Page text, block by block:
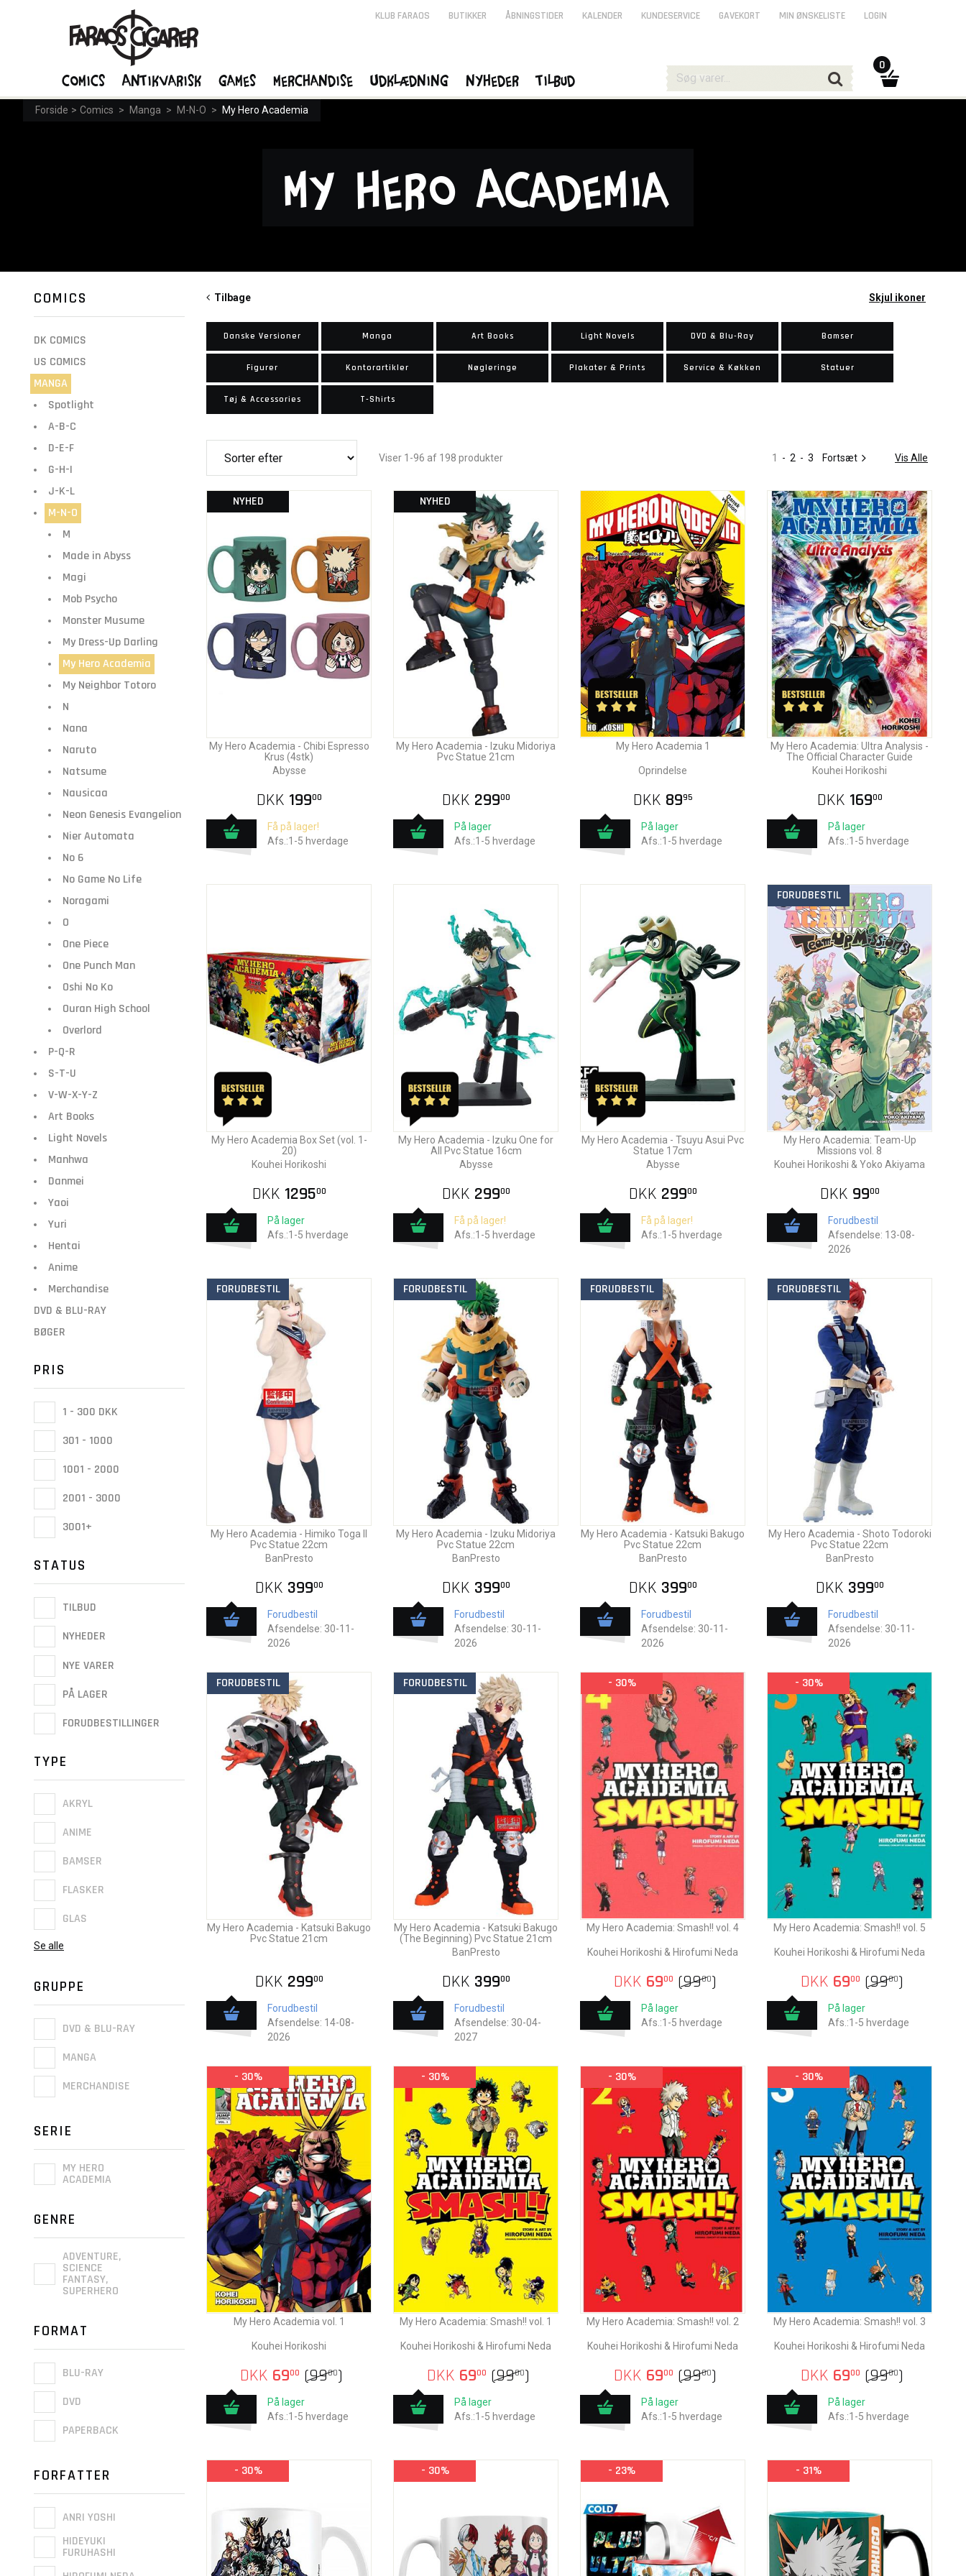
Forside > Comics > Manga > M-N-O > My Hero Academia
My Hero Academia
COMICS
DK COMICS
US COMICS
MANGA
Spotlight
A-B-C
D-E-F
G-H-I
J-K-L
M-N-O
M
Made in Abyss
Magi
Mob Psycho
Monster Musume
My Dress-Up Darling
My Hero Academia
My Neighbor Totoro
N
Nana
Naruto
Natsume
Nausicaa
Neon Genesis Evangelion
Nier Automata
No 6
No Game No Life
Noragami
O
One Piece
One Punch Man
Oshi No Ko
Ouran High School
Overlord
P-Q-R
S-T-U
V-W-X-Y-Z
Art Books
Light Novels
Manhwa
Danmei
Yaoi
Yuri
Hentai
Anime
Merchandise
DVD & BLU-RAY
BØGER
PRIS
1 - 300 DKK
301 - 1000
1001 - 2000
2001 - 3000
3001+
STATUS
TILBUD
NYHEDER
NYE VARER
PÅ LAGER
FORUDBESTILLINGER
TYPE
AKRYL
ANIME
BAMSER
FLASKER
GLAS
Se alle
GRUPPE
DVD & BLU-RAY
MANGA
MERCHANDISE
SERIE
MY HERO
ACADEMIA
GENRE
ADVENTURE,
SCIENCE
FANTASY,
SUPERHERO
FORMAT
BLU-RAY
DVD
PAPERBACK
FORFATTER
ANRI YOSHI
HIDEYUKI
FURUHASHI
Skjul ikoner
Tilbage
Danske Versioner Manga Art Books Light Novels DVD & Blu-Ray Bamser
Figurer Kontorartikler Nøgleringe Plakater & Prints Service & Køkken Statuer
Tøj & Accessories T-Shirts
Viser 1-96 af 198 produkter 1 - 2 - 3 Fortsæt Vis Alle
NYHED
My Hero Academia - Chibi Espresso
Krus (4stk)
Abysse
DKK 19900
Få på lager!
Afs.:1-5 hverdage
NYHED
My Hero Academia - Izuku Midoriya
Pvc Statue 21cm
DKK 29900
På lager
Afs.:1-5 hverdage
My Hero Academia 1
Oprindelse
DKK 8995
På lager
Afs.:1-5 hverdage
My Hero Academia: Ultra Analysis -
The Official Character Guide
Kouhei Horikoshi
DKK 16900
På lager
Afs.:1-5 hverdage
My Hero Academia Box Set (vol. 1-
20)
Kouhei Horikoshi
DKK 129500
På lager
Afs.:1-5 hverdage
My Hero Academia - Izuku One for
All Pvc Statue 16cm
Abysse
DKK 29900
Få på lager!
Afs.:1-5 hverdage
My Hero Academia - Tsuyu Asui Pvc
Statue 17cm
Abysse
DKK 29900
Få på lager!
Afs.:1-5 hverdage
FORUDBESTIL
My Hero Academia: Team-Up
Missions vol. 8
Kouhei Horikoshi & Yoko Akiyama
DKK 9900
Forudbestil
Afsendelse: 13-08-
2026
FORUDBESTIL
My Hero Academia - Himiko Toga II
Pvc Statue 22cm
BanPresto
DKK 39900
Forudbestil
Afsendelse: 30-11-
2026
FORUDBESTIL
My Hero Academia - Izuku Midoriya
Pvc Statue 22cm
BanPresto
DKK 39900
Forudbestil
Afsendelse: 30-11-
2026
FORUDBESTIL
My Hero Academia - Katsuki Bakugo
Pvc Statue 22cm
BanPresto
DKK 39900
Forudbestil
Afsendelse: 30-11-
2026
FORUDBESTIL
My Hero Academia - Shoto Todoroki
Pvc Statue 22cm
BanPresto
DKK 39900
Forudbestil
Afsendelse: 30-11-
2026
FORUDBESTIL
My Hero Academia - Katsuki Bakugo
Pvc Statue 21cm
DKK 29900
Forudbestil
Afsendelse: 14-08-
2026
FORUDBESTIL
My Hero Academia - Katsuki Bakugo
(The Beginning) Pvc Statue 21cm
BanPresto
DKK 39900
Forudbestil
Afsendelse: 30-04-
2027
- 30%
My Hero Academia: Smash!! vol. 4
Kouhei Horikoshi & Hirofumi Neda
DKK 6900 (9900)
På lager
Afs.:1-5 hverdage
- 30%
My Hero Academia: Smash!! vol. 5
Kouhei Horikoshi & Hirofumi Neda
DKK 6900 (9900)
På lager
Afs.:1-5 hverdage
- 30%
My Hero Academia vol. 1
Kouhei Horikoshi
DKK 6900 (9900)
På lager
Afs.:1-5 hverdage
- 30%
My Hero Academia: Smash!! vol. 1
Kouhei Horikoshi & Hirofumi Neda
DKK 6900 (9900)
På lager
Afs.:1-5 hverdage
- 30%
My Hero Academia: Smash!! vol. 2
Kouhei Horikoshi & Hirofumi Neda
DKK 6900 (9900)
På lager
Afs.:1-5 hverdage
- 30%
My Hero Academia: Smash!! vol. 3
Kouhei Horikoshi & Hirofumi Neda
DKK 6900 (9900)
På lager
Afs.:1-5 hverdage
- 30% - 30% - 23% - 31%
KLUB FARAOS BUTIKKER ÅBNINGSTIDER KALENDER KUNDESERVICE GAVEKORT MIN ØNSKELISTE LOGIN
Comics Antikvarisk Games Merchandise Udklædning Nyheder Tilbud
0